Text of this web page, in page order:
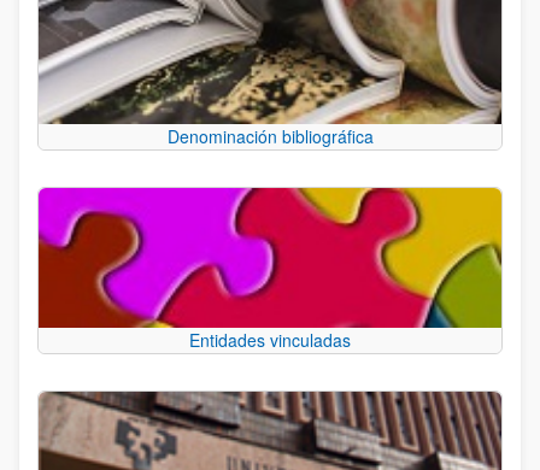
Denominación bibliográfica
Entidades vinculadas